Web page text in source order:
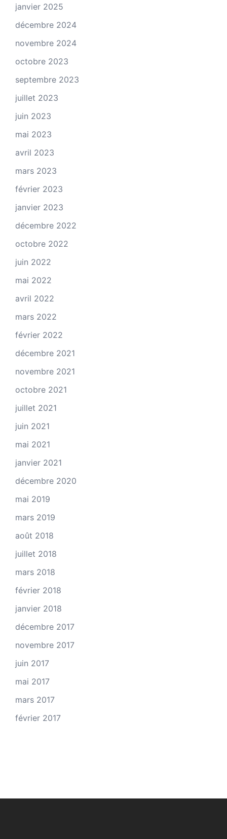
janvier 2025
décembre 2024
novembre 2024
octobre 2023
septembre 2023
juillet 2023
juin 2023
mai 2023
avril 2023
mars 2023
février 2023
janvier 2023
décembre 2022
octobre 2022
juin 2022
mai 2022
avril 2022
mars 2022
février 2022
décembre 2021
novembre 2021
octobre 2021
juillet 2021
juin 2021
mai 2021
janvier 2021
décembre 2020
mai 2019
mars 2019
août 2018
juillet 2018
mars 2018
février 2018
janvier 2018
décembre 2017
novembre 2017
juin 2017
mai 2017
mars 2017
février 2017